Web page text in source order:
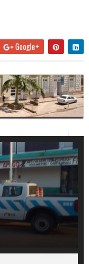
Google+